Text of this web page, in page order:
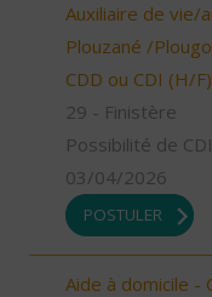
Auxiliaire de vie/
Plouzané /
CDD ou CDI (H/F)
29 - Finistère
Possibilité de
03/04/2026
POSTULER
Aide à domicile -